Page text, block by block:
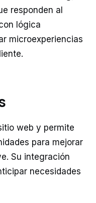
responden al
lógica
microexperiencias
web y permite
para mejorar
Su integración
necesidades